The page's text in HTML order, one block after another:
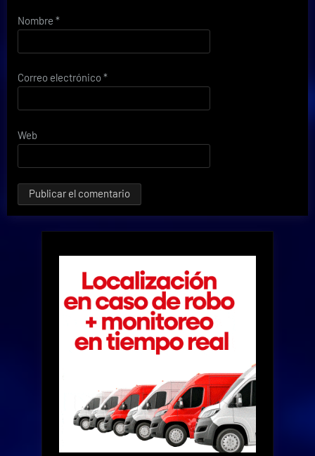
Nombre *
Correo electrónico*
Web